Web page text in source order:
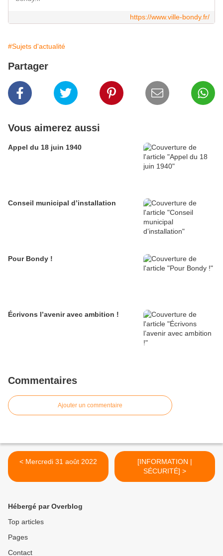
https://www.ville-bondy.fr/
#Sujets d'actualité
Partager
Vous aimerez aussi
Appel du 18 juin 1940
Conseil municipal d’installation
Pour Bondy !
Écrivons l’avenir avec ambition !
Commentaires
Ajouter un commentaire
< Mercredi 31 août 2022
[INFORMATION |
SÉCURITÉ] >
Hébergé par Overblog
Top articles
Pages
Contact